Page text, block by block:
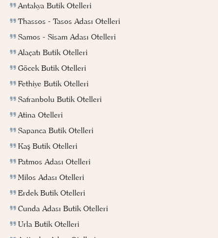
Antakya Butik Otelleri
Thassos - Tasos Adası Otelleri
Samos - Sisam Adası Otelleri
Alaçatı Butik Otelleri
Göcek Butik Otelleri
Fethiye Butik Otelleri
Safranbolu Butik Otelleri
Atina Otelleri
Sapanca Butik Otelleri
Kaş Butik Otelleri
Patmos Adası Otelleri
Milos Adası Otelleri
Erdek Butik Otelleri
Cunda Adası Butik Otelleri
Urla Butik Otelleri